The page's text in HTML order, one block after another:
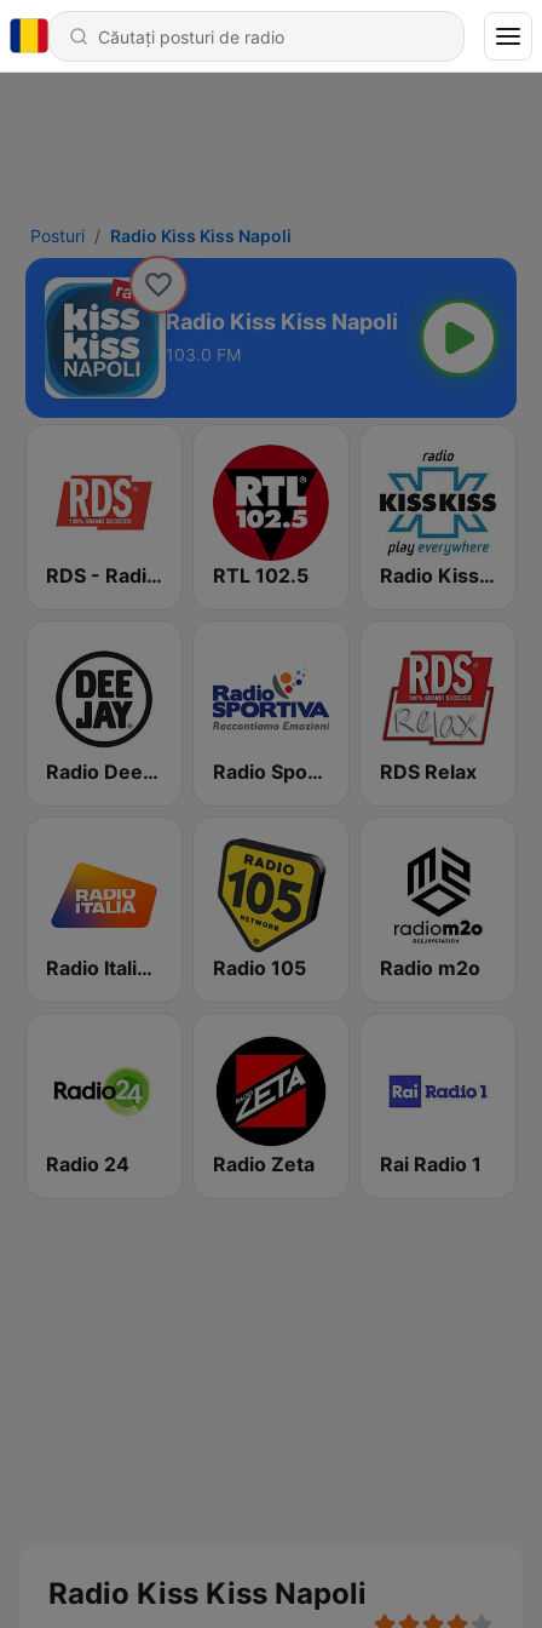
Posturi Radio Kiss Kiss Napoli
Radio Kiss Kiss Napoli
103.0 FM
RDS - Radio Dimensione Suono RTL 102.5 Radio Kiss Kiss
Radio Deejay Radio Sportiva RDS Relax
Radio Italia solomusicaitaliana Radio 105 Radio m2o
Radio 24 Radio Zeta Rai Radio 1
Radio Kiss Kiss Napoli